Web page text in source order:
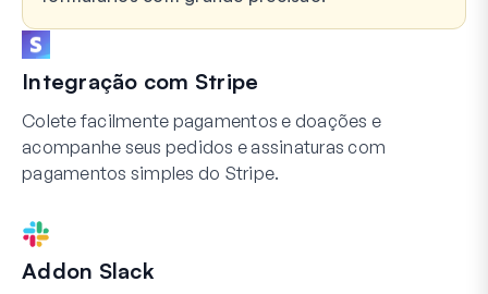
Integração com Stripe
Colete facilmente pagamentos e doações e
acompanhe seus pedidos e assinaturas com
pagamentos simples do Stripe.
Addon Slack